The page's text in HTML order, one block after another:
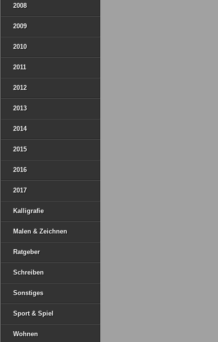
2008
2009
2010
2011
2012
2013
2014
2015
2016
2017
Kalligrafie
Malen & Zeichnen
Ratgeber
Schreiben
Sonstiges
Sport & Spiel
Wohnen